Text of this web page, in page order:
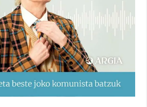
2021/11/25
Mahai-ingurua: irratia, podcastak
eta ondoren zer?
2021/11/12